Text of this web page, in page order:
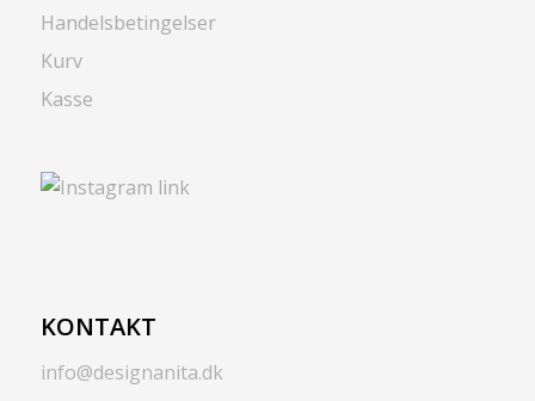
Handelsbetingelser
Kurv
Kasse
KONTAKT
info@designanita.dk